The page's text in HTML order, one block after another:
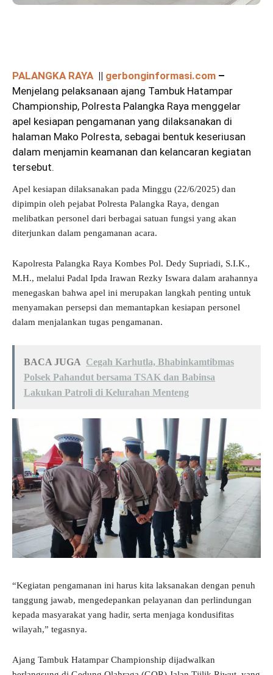
PALANGKA RAYA || gerbonginformasi.com –
Menjelang pelaksanaan ajang Tambuk Hatampar
Championship, Polresta Palangka Raya menggelar
apel kesiapan pengamanan yang dilaksanakan di
halaman Mako Polresta, sebagai bentuk keseriusan
dalam menjamin keamanan dan kelancaran kegiatan
tersebut.
Apel kesiapan dilaksanakan pada Minggu (22/6/2025) dan
dipimpin oleh pejabat Polresta Palangka Raya, dengan
melibatkan personel dari berbagai satuan fungsi yang akan
diterjunkan dalam pengamanan acara.
Kapolresta Palangka Raya Kombes Pol. Dedy Supriadi, S.I.K.,
M.H., melalui Padal Ipda Irawan Rezky Iswara dalam arahannya
menegaskan bahwa apel ini merupakan langkah penting untuk
menyamakan persepsi dan memantapkan kesiapan personel
dalam menjalankan tugas pengamanan.
BACA JUGA Cegah Karhutla, Bhabinkamtibmas
Polsek Pahandut bersama TSAK dan Babinsa
Lakukan Patroli di Kelurahan Menteng
“Kegiatan pengamanan ini harus kita laksanakan dengan penuh
tanggung jawab, mengedepankan pelayanan dan perlindungan
kepada masyarakat yang hadir, serta menjaga kondusifitas
wilayah,” tegasnya.
Ajang Tambuk Hatampar Championship dijadwalkan